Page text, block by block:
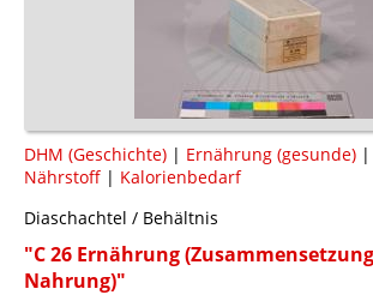
DHM (Geschichte) | Ernährung (gesunde) |
Nährstoff | Kalorienbedarf
Diaschachtel / Behältnis
"C 26 Ernährung
Nahrung)"